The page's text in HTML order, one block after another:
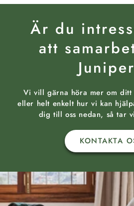
Är du
att
Vi vill gärna höra mer om
eller helt enkelt hur vi kan
dig till oss nedan, så tar
KONTAKTA